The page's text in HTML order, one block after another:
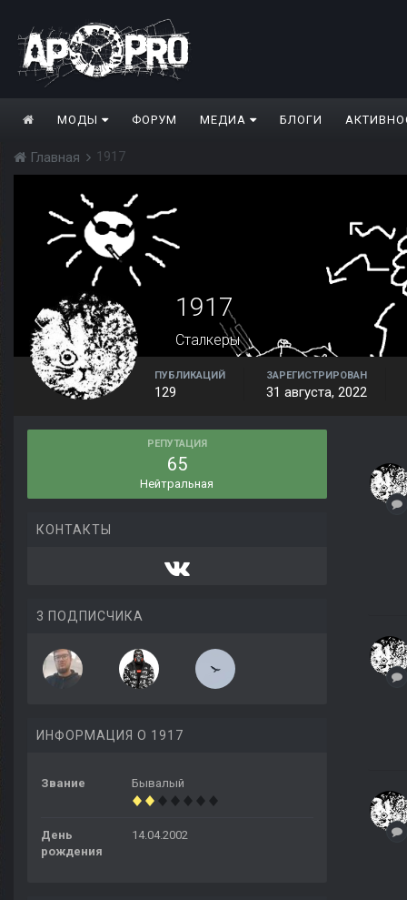
МОДЫ ФОРУМ МЕДИА БЛОГИ
Главная 1917
1917
Сталкеры
ПУБЛИКАЦИЙ
129
ЗАРЕГИСТРИРОВАН
31 августа, 2022
РЕПУТАЦИЯ
65
Нейтральная
КОНТАКТЫ
3 ПОДПИСЧИКА
ИНФОРМАЦИЯ О 1917
Звание Бывалый
День
рождения
14.04.2002